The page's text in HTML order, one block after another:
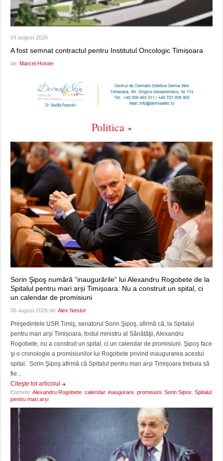
04 august 2026
A fost semnat contractul pentru Institutul Oncologic Timișoara
de: Marcel Hoster
Politica
Sorin Şipoş numără “inaugurările” lui Alexandru Rogobete de la
Spitalul pentru mari arși Timișoara: Nu a construit un spital, ci
un calendar de promisiuni
06 august 2026 de: Alex Nestor
Preşedintele USR Timiş, senatorul Sorin Şipoş, afirmă că, la Spitalul
pentru mari arși Timișoara, fostul ministru al Sănătăţii, Alexandru
Rogobete, nu a construit un spital, ci un calendar de promisiuni. Şipoş face
şi o cronologie a promisiunilor lui Rogobete privind inaugurarea acestui
spital. Sorin Şipoş afirmă că Spitalul pentru mari arși Timișoara trebuia să
fie...
Citeşte tot articolul
Etichete: Alexandru Rogobete, calendar, inaugurare, promisiuni, Sorin Sipos, Spitalul
pentru mari arși